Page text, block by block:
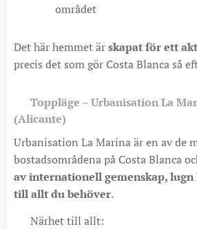
området
Det här hemmet ärskapat för ett
precis det som gör Costa Blanca så
Toppläge – Urbanisation La
(Alicante)
Urbanisation La Marina är en av de
bostadsområdena på Costa Blanca
av internationell gemenskap,
till allt du behöver.
🔹 Närhet till allt: